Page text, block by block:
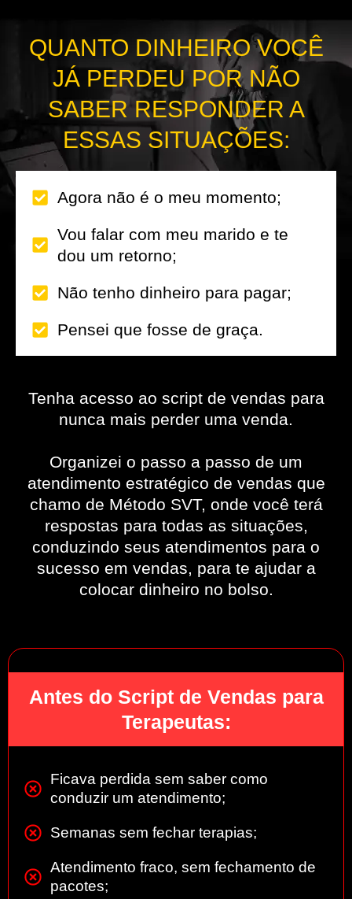
QUANTO DINHEIRO VOCÊ
JÁ PERDEU POR NÃO
SABER RESPONDER A
ESSAS SITUAÇÕES:
Agora não é o meu momento;
Vou falar com meu marido e te
dou um retorno;
Não tenho dinheiro para pagar;
Pensei que fosse de graça.
Tenha acesso ao script de vendas para
nunca mais perder uma venda.
Organizei o passo a passo de um
atendimento estratégico de vendas que
chamo de Método SVT, onde você terá
respostas para todas as situações,
conduzindo seus atendimentos para o
sucesso em vendas, para te ajudar a
colocar dinheiro no bolso.
Antes do Script de Vendas para
Terapeutas:
Ficava perdida sem saber como
conduzir um atendimento;
Semanas sem fechar terapias;
Atendimento fraco, sem fechamento de
pacotes;